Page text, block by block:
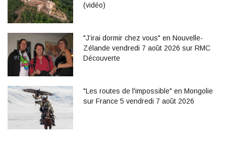
(vidéo)
"J’irai dormir chez vous" en Nouvelle-
Zélande vendredi 7 août 2026 sur RMC
Découverte
"Les routes de l'impossible" en Mongolie
sur France 5 vendredi 7 août 2026